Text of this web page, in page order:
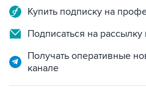
Купить подписку на
Подписаться на рассылку
Получать оперативные
канале